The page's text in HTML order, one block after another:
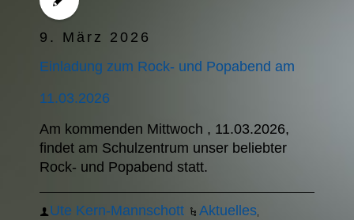
9. März 2026
Einladung zum Rock- und Popabend am
11.03.2026
Am kommenden Mittwoch , 11.03.2026,
findet am Schulzentrum unser beliebter
Rock- und Popabend statt.
Ute Kern-Mannschott Aktuelles